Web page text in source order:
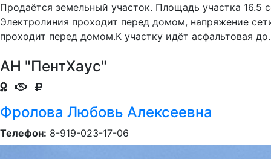
Продаётся земельный участок. Площадь участка 16.5
Электролиния проходит перед домом, напряжение
проходит перед домом.К участку идёт асфальтовая
АН "ПентХаус"
Фролова Любовь Алексеевна
Телефон: 8-919-023-17-06